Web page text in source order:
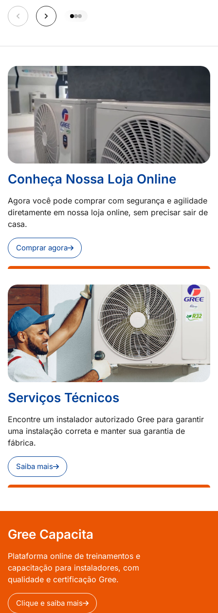
Conheça Nossa Loja Online
Agora você pode comprar com segurança e agilidade
diretamente em nossa loja online, sem precisar sair de
casa.
Comprar agora
Serviços Técnicos
Encontre um instalador autorizado Gree para garantir
uma instalação correta e manter sua garantia de
fábrica.
Saiba mais
Gree Capacita
Plataforma online de treinamentos e
capacitação para instaladores, com
qualidade e certificação Gree.
Clique e saiba mais